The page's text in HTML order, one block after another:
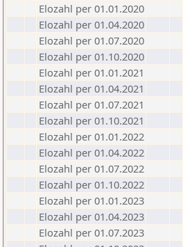
Elozahl per 01.01.2020
Elozahl per 01.04.2020
Elozahl per 01.07.2020
Elozahl per 01.10.2020
Elozahl per 01.01.2021
Elozahl per 01.04.2021
Elozahl per 01.07.2021
Elozahl per 01.10.2021
Elozahl per 01.01.2022
Elozahl per 01.04.2022
Elozahl per 01.07.2022
Elozahl per 01.10.2022
Elozahl per 01.01.2023
Elozahl per 01.04.2023
Elozahl per 01.07.2023